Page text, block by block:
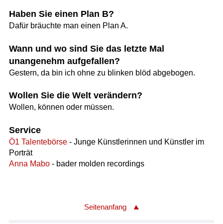
Haben Sie einen Plan B?
Dafür bräuchte man einen Plan A.
Wann und wo sind Sie das letzte Mal
unangenehm aufgefallen?
Gestern, da bin ich ohne zu blinken blöd abgebogen.
Wollen Sie die Welt verändern?
Wollen, können oder müssen.
Service
Ö1 Talentebörse- Junge Künstlerinnen und Künstler im
Porträt
Anna Mabo- bader molden recordings
Seitenanfang